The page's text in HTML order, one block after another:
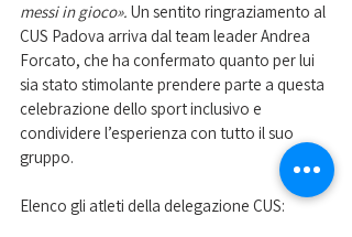
messi in gioco». Un sentito ringraziamento al
CUS Padova arriva dal team leader Andrea
Forcato, che ha confermato quanto per lui
sia stato stimolante prendere parte a questa
celebrazione dello sport inclusivo e
condividere l’esperienza con tutto il suo
gruppo.
Elenco gli atleti della delegazione CUS: